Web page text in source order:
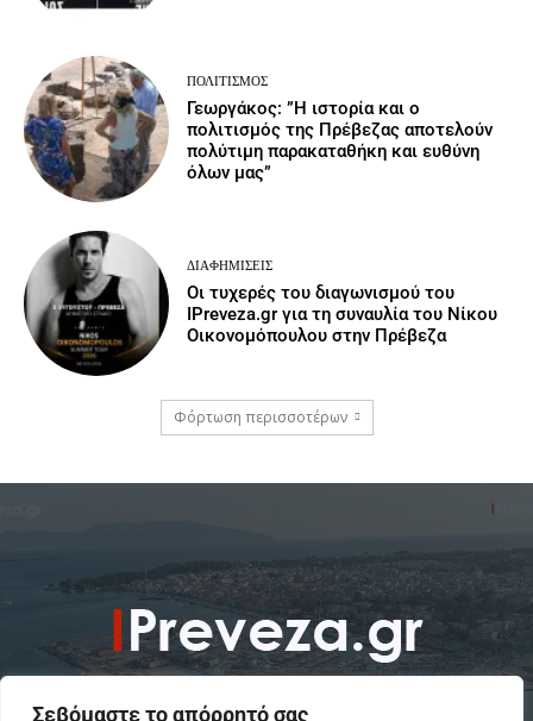
Σεβόμαστε το απόρρητό σας
ΠΟΛΙΤΙΣΜΌΣ
Γεωργάκος: ”Η ιστορία και ο
πολιτισμός της Πρέβεζας αποτελούν
πολύτιμη παρακαταθήκη και ευθύνη
όλων μας”
ΔΙΑΦΗΜΊΣΕΙΣ
Οι τυχερές του διαγωνισμού του
IPreveza.gr για τη συναυλία του Νίκου
Οικονομόπουλου στην Πρέβεζα
Φόρτωση περισσοτέρων